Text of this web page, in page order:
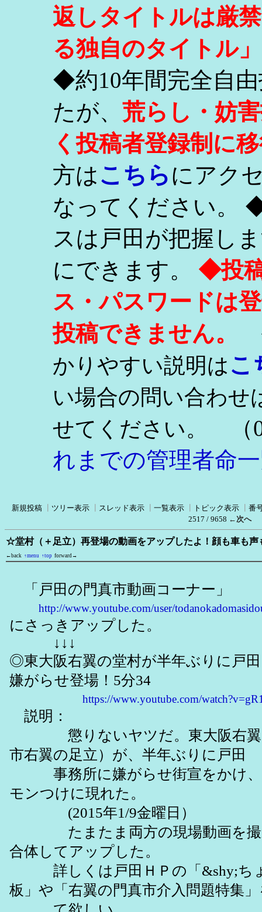
返しタイトルは厳
る独自のタイトル
◆約10年間完全自
たが、 荒らし・妨
く投稿者登録制に
方はこちらにアク
なってください。
スは戸田が把握し
にできます。 ◆投
ス・パスワードは
投稿できません。
かりやすい説明はこ
い場合の問い合わせ
せてください。
（
れまでの管理者命
新規投稿 ツリー表示 スレッド表示 一覧表示 トピック表示
番
2517 / 9658 ←次へ
☆堂村（＋足立）再登場の動画をアップしたよ！顔も車も声
←back ↑menu ↑top forward→
「戸田の門真市動画コーナー」
http://www.youtube.com/user/
にさっきアップした。
↓↓↓
◎東大阪右翼の堂村が半年ぶりに戸
嫌がらせ登場！5分34
https://www.youtube.com/
説明：
懲りないヤツだ。東大阪右翼
市右翼の足立）が、半年ぶりに戸田
事務所に嫌がらせ街宣をかけ、
モンつけに現れた。
(2015年1/9金曜日）
たまたま両方の現場動画を撮
合体してアップした。
詳しくは戸田ＨＰの「&shy;ち
板」や「右翼の門真市介入問題特集